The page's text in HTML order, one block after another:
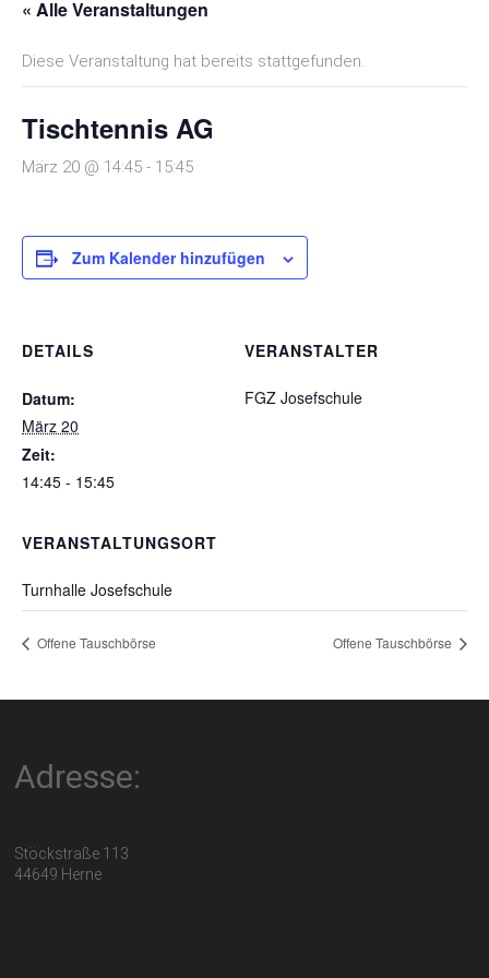
« Alle Veranstaltungen
Diese Veranstaltung hat bereits stattgefunden.
Tischtennis AG
März 20 @ 14:45 - 15:45
Zum Kalender hinzufügen
DETAILS
Datum:
März 20
Zeit:
14:45 - 15:45
VERANSTALTER
FGZ Josefschule
VERANSTALTUNGSORT
Turnhalle Josefschule
Offene Tauschbörse Offene Tauschbörse
Adresse:
Stöckstraße 113
44649 Herne